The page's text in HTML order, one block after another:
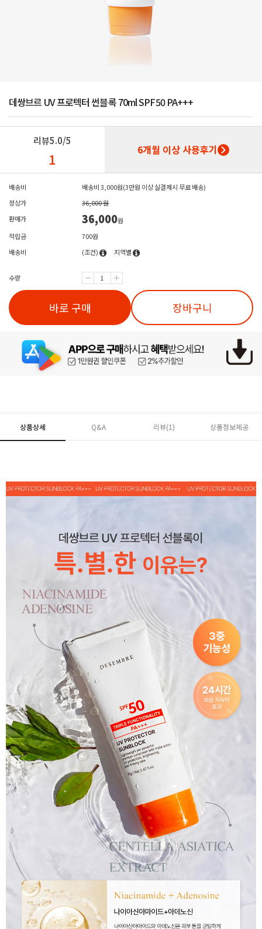
데쌍브르 UV 프로텍터 썬블록 70ml SPF50 PA+++
리뷰5.0/5
1 6개월 이상 사용후기
배송비
배송비 3,000원(3만원 이상 실결제시 무료 배송)
정상가
36,000 원
판매가
36,000원
적립금
700원
배송비
(조건) 지역별
수량
바로 구매 장바구니
상품상세 Q&A 리뷰(1) 상품정보제공